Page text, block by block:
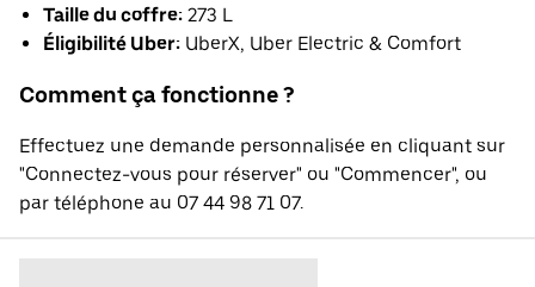
Taille du coffre: 273 L
Éligibilité Uber: UberX, Uber Electric & Comfort
Comment ça fonctionne ?
Effectuez une demande personnalisée en cliquant sur
"Connectez-vous pour réserver" ou "Commencer", ou
par téléphone au 07 44 98 71 07.